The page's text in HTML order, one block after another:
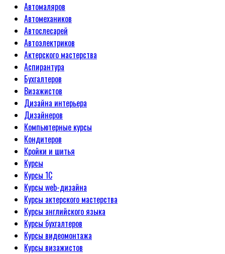
Автомаляров
Автомехаников
Автослесарей
Автоэлектриков
Актерского мастерства
Аспирантура
Бухгалтеров
Визажистов
Дизайна интерьера
Дизайнеров
Компьютерные курсы
Кондитеров
Кройки и шитья
Курсы
Курсы 1С
Курсы web-дизайна
Курсы актерского мастерства
Курсы английского языка
Курсы бухгалтеров
Курсы видеомонтажа
Курсы визажистов